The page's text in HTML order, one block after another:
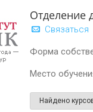
Отделение
Связаться
Форма
Место
Найдено